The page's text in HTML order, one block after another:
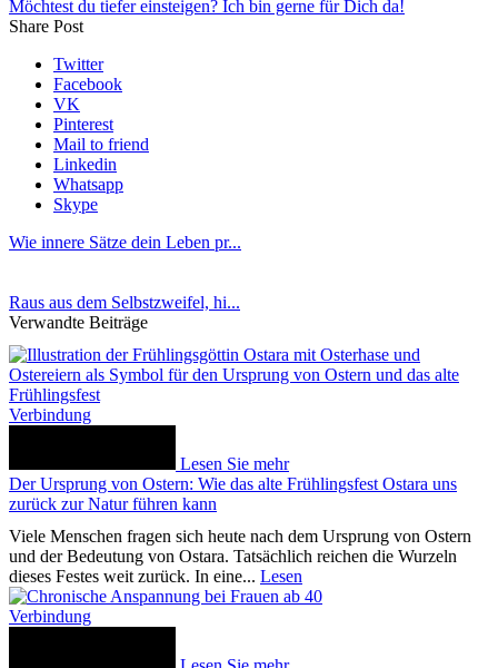
Möchtest du tiefer einsteigen? Ich bin gerne für Dich da!
Share Post
Twitter
Facebook
VK
Pinterest
Mail to friend
Linkedin
Whatsapp
Skype
Wie innere Sätze dein Leben pr...
Raus aus dem Selbstzweifel, hi...
Verwandte Beiträge
Verbindung
Lesen Sie mehr
Der Ursprung von Ostern: Wie das alte Frühlingsfest Ostara uns
zurück zur Natur führen kann
Viele Menschen fragen sich heute nach dem Ursprung von Ostern
und der Bedeutung von Ostara. Tatsächlich reichen die Wurzeln
dieses Festes weit zurück. In eine... Lesen
Verbindung